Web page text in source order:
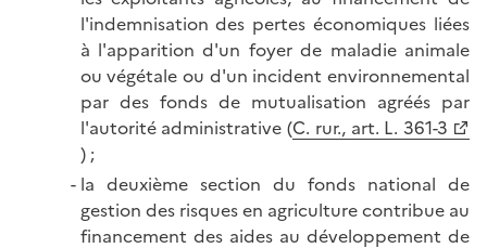
l'indemnisation des pertes économiques liées
à l'apparition d'un foyer de maladie animale
ou végétale ou d'un incident environnemental
par des fonds de mutualisation agréés par
l'autorité administrative (C. rur., art. L. 361-3
) ;
la deuxième section du fonds national de
gestion des risques en agriculture contribue au
financement des aides au développement de